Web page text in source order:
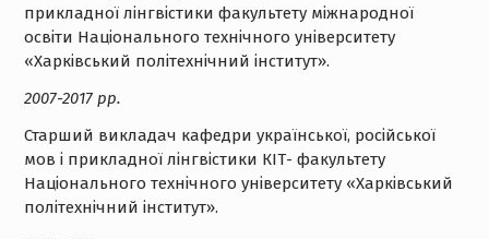
прикладної лінгвістики факультету міжнародної
освіти Національного технічного університету
«Харківський політехнічний інститут».
2007-2017 рр.
Старший викладач кафедри української, російської
мов і прикладної лінгвістики КІТ- факультету
Національного технічного університету «Харківський
політехнічний інститут».